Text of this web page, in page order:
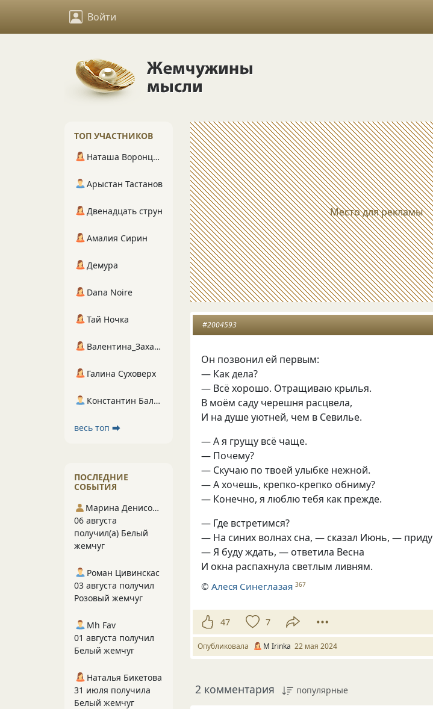
Войти
Место для рекламы
#2004593
Он позвонил ей первым:
— Как дела?
— Всё хорошо. Отращиваю крылья.
В моём саду черешня расцвела,
И на душе уютней, чем в Севилье.
— А я грущу всё чаще.
— Почему?
— Скучаю по твоей улыбке нежной.
— А хочешь, крепко-крепко обниму?
— Конечно, я люблю тебя как прежде.
— Где встретимся?
— На синих волнах сна, — сказал Июнь, — приду
— Я буду ждать, — ответила Весна
И окна распахнула светлым ливням.
©Алеся Синеглазая 367
47 7
Опубликовала М Irinka 22 мая 2024
2 комментария популярные
ТОП УЧАСТНИКОВ
Наташа Воронцова
Арыстан Тастанов
Двенадцать струн
Амалия Сирин
Демура
Dana Noire
Тай Ночка
Валентина_Захарова
Галина Суховерх
Константин Балухта
весь топ ⮕
ПОСЛЕДНИЕ
СОБЫТИЯ
Марина Денисова 5
06 августа
получил(а) Белый
жемчуг
Роман Цивинскас
03 августа получил
Розовый жемчуг
Mh Fav
01 августа получил
Белый жемчуг
Наталья Бикетова
31 июля получила
Белый жемчуг